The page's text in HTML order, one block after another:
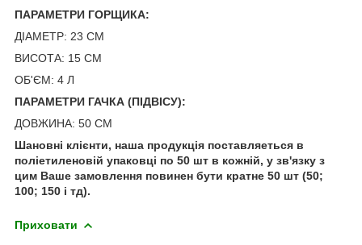
ПАРАМЕТРИ ГОРЩИКА:
ДІАМЕТР: 23 СМ
ВИСОТА: 15 СМ
ОБ'ЄМ: 4 Л
ПАРАМЕТРИ ГАЧКА (ПІДВІСУ):
ДОВЖИНА: 50 СМ
Шановні клієнти, наша продукція поставляеться в
поліетиленовій упаковці по 50 шт в кожній, у зв'язку з
цим Ваше замовлення повинен бути кратне 50 шт (50;
100; 150 і тд).
Приховати